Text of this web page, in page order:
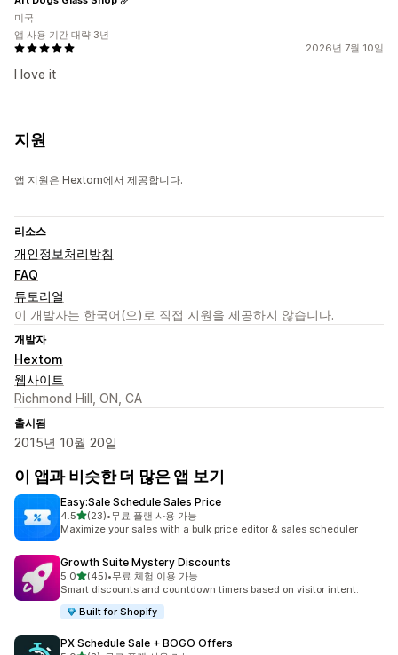
2026년 7월 10일
I love it
미국
앱 사용 기간 대략 3년
지원
앱 지원은 Hextom에서 제공합니다.
리소스
개인정보처리방침
FAQ
튜토리얼
이 개발자는 한국어(으)로 직접 지원을 제공하지 않습니다.
개발자
Hextom
웹사이트
Richmond Hill, ON, CA
출시됨
2015년 10월 20일
이 앱과 비슷한 더 많은 앱 보기
Easy:Sale Schedule Sales Price
4.5별 5개 중
(23)
총 리뷰 23개
•무료 플랜 사용 가능
Maximize your sales with a bulk price editor & sales scheduler
Growth Suite Mystery Discounts
5.0별 5개 중
(45)
총 리뷰 45개
•무료 체험 이용 가능
Smart discounts and countdown timers based on visitor intent.
Built for Shopify
PX Schedule Sale + BOGO Offers